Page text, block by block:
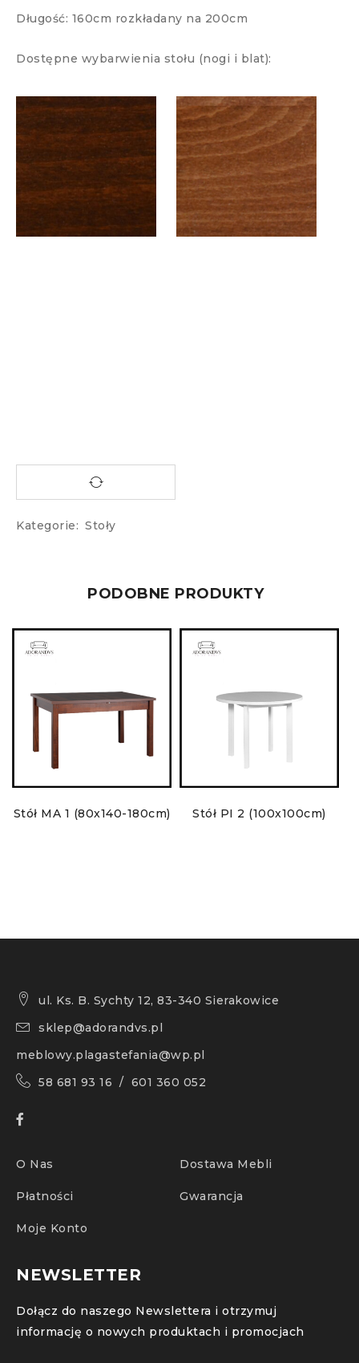
Długość: 160cm rozkładany na 200cm
Dostępne wybarwienia stołu (nogi i blat):
Kategorie: Stoły
PODOBNE PRODUKTY
Stół MA 1 (80x140-180cm) Stół PI 2 (100x100cm)
ul. Ks. B. Sychty 12, 83-340 Sierakowice
sklep@adorandvs.pl
meblowy.plagastefania@wp.pl
58 681 93 16 / 601 360 052
O Nas Dostawa Mebli
Płatności Gwarancja
Moje Konto
NEWSLETTER
Dołącz do naszego Newslettera i otrzymuj
informację o nowych produktach i promocjach